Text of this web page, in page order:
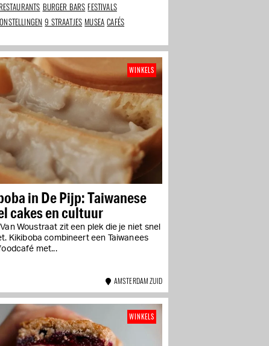
BURGER BARS FESTIVALS
9 STRAATJES MUSEA CAFÉS
in De Pijp: Taiwanese
cakes en cultuur
Woustraat zit een plek die je niet snel
Kikiboba combineert een Taiwanees
met...
WINKELS
AMSTERDAM ZUID
WINKELS